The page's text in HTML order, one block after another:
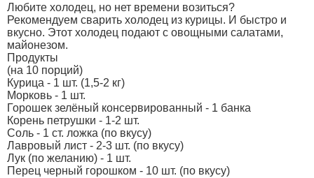
Любите холодец, но нет времени возиться?
Рекомендуем сварить холодец из курицы. И быстро и
вкусно. Этот холодец подают с овощными салатами,
майонезом.
Продукты
(на 10 порций)
Курица - 1 шт. (1,5-2 кг)
Морковь - 1 шт.
Горошек зелёный консервированный - 1 банка
Корень петрушки - 1-2 шт.
Соль - 1 ст. ложка (по вкусу)
Лавровый лист - 2-3 шт. (по вкусу)
Лук (по желанию) - 1 шт.
Перец черный горошком - 10 шт. (по вкусу)